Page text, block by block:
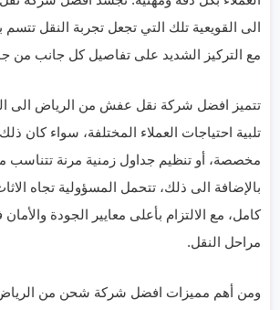
الى القويعية تلك التي تجعل تجربة النقل تتسم
مع التركيز الشديد على تفاصيل كل جانب من
تتميز افضل شركة نقل عفش من الرياض الى
تلبية احتياجات العملاء المختلفة، سواء كان
مخصصة، أو تنظيم جداول زمنية مرنة تتناسب
بالإضافة الى ذلك، تتحمل المسؤولية تجاه
كامل، مع الالتزام بأعلى معايير الجودة
مراحل النقل.
ومن أهم مميزات افضل شركة شحن من الرياض